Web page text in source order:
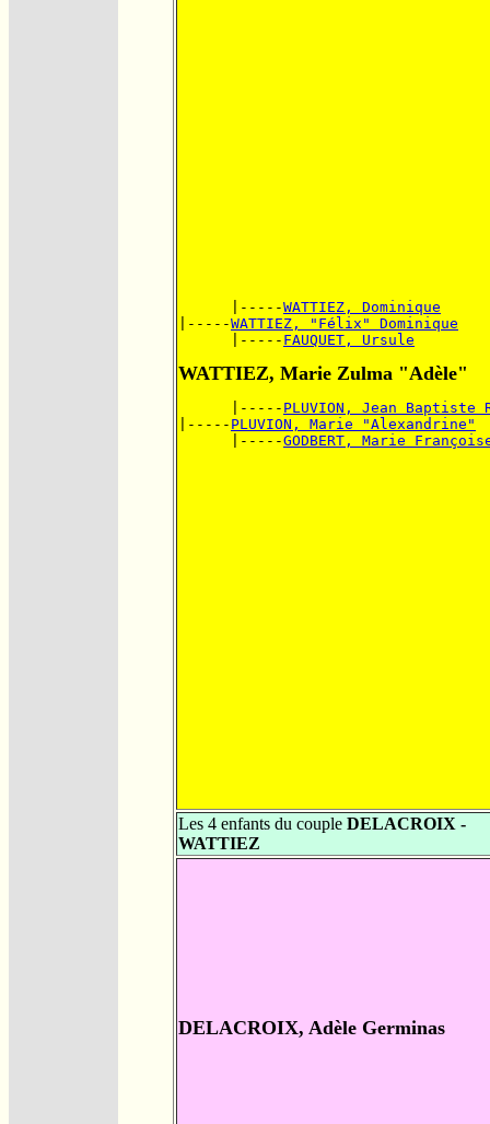
      |-----
WATTIEZ, Dominique
|-----WATTIEZ, "Félix" Dominique
      |-----
FAUQUET, Ursule
WATTIEZ, Marie Zulma "Adèle"
      |-----
PLUVION, Jean Baptiste
|----- PLUVION, Marie "Alexandrine"
      |-----
GODBERT, Marie
Les 4 enfants du couple DELACROIX -
WATTIEZ
DELACROIX, Adèle Germinas